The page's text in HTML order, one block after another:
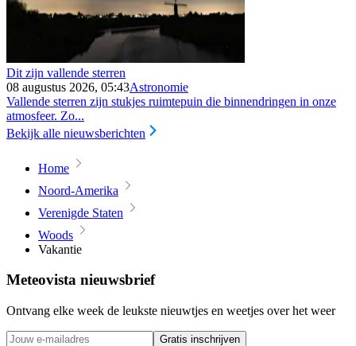
Dit zijn vallende sterren
08 augustus 2026, 05:43Astronomie
Vallende sterren zijn stukjes ruimtepuin die binnendringen in onze
atmosfeer. Zo...
Bekijk alle nieuwsberichten
Home
Noord-Amerika
Verenigde Staten
Woods
Vakantie
Meteovista nieuwsbrief
Ontvang elke week de leukste nieuwtjes en weetjes over het weer
Gratis inschrijven